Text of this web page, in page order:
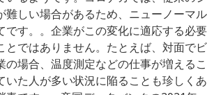
難しい場合があるため、ニューノーマル
です。。企業がこの変化に適応する必要
とではありません。たとえば、対面でビ
の場合、温度測定などの仕事が増えるこ
いた人が多い状況に陥ることも珍しくあ